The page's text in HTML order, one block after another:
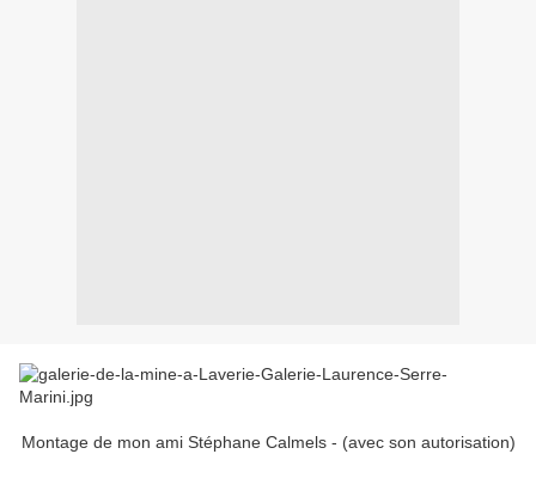
Montage de mon ami Stéphane Calmels - (avec son autorisation)